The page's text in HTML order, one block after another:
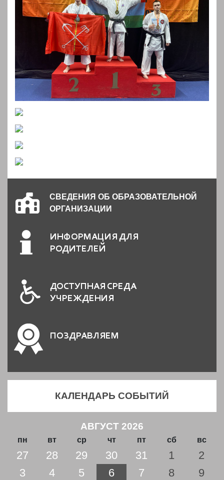
СВЕДЕНИЯ ОБ ОБРАЗОВАТЕЛЬНОЙ
ОРГАНИЗАЦИИ
ИНФОРМАЦИЯ ДЛЯ
РОДИТЕЛЕЙ
ДОСТУПНАЯ СРЕДА
УЧРЕЖДЕНИЯ
ПОЗДРАВЛЯЕМ
КАЛЕНДАРЬ СОБЫТИЙ
АВГУСТ 2026
пн вт ср чт пт сб вс
27 28 29 30 31 1
2
3
4 5 6 7 8
9